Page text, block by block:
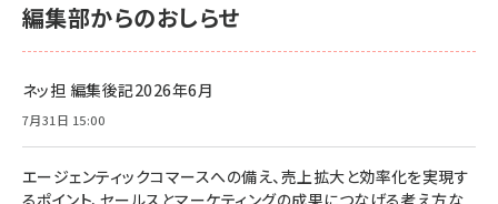
編集部からのおしらせ
ネッ担 編集後記2026年6月
7月31日 15:00
エージェンティックコマースへの備え、売上拡大と効率化を実現す
るポイント、セールスとマーケティングの成果につなげる考え方な